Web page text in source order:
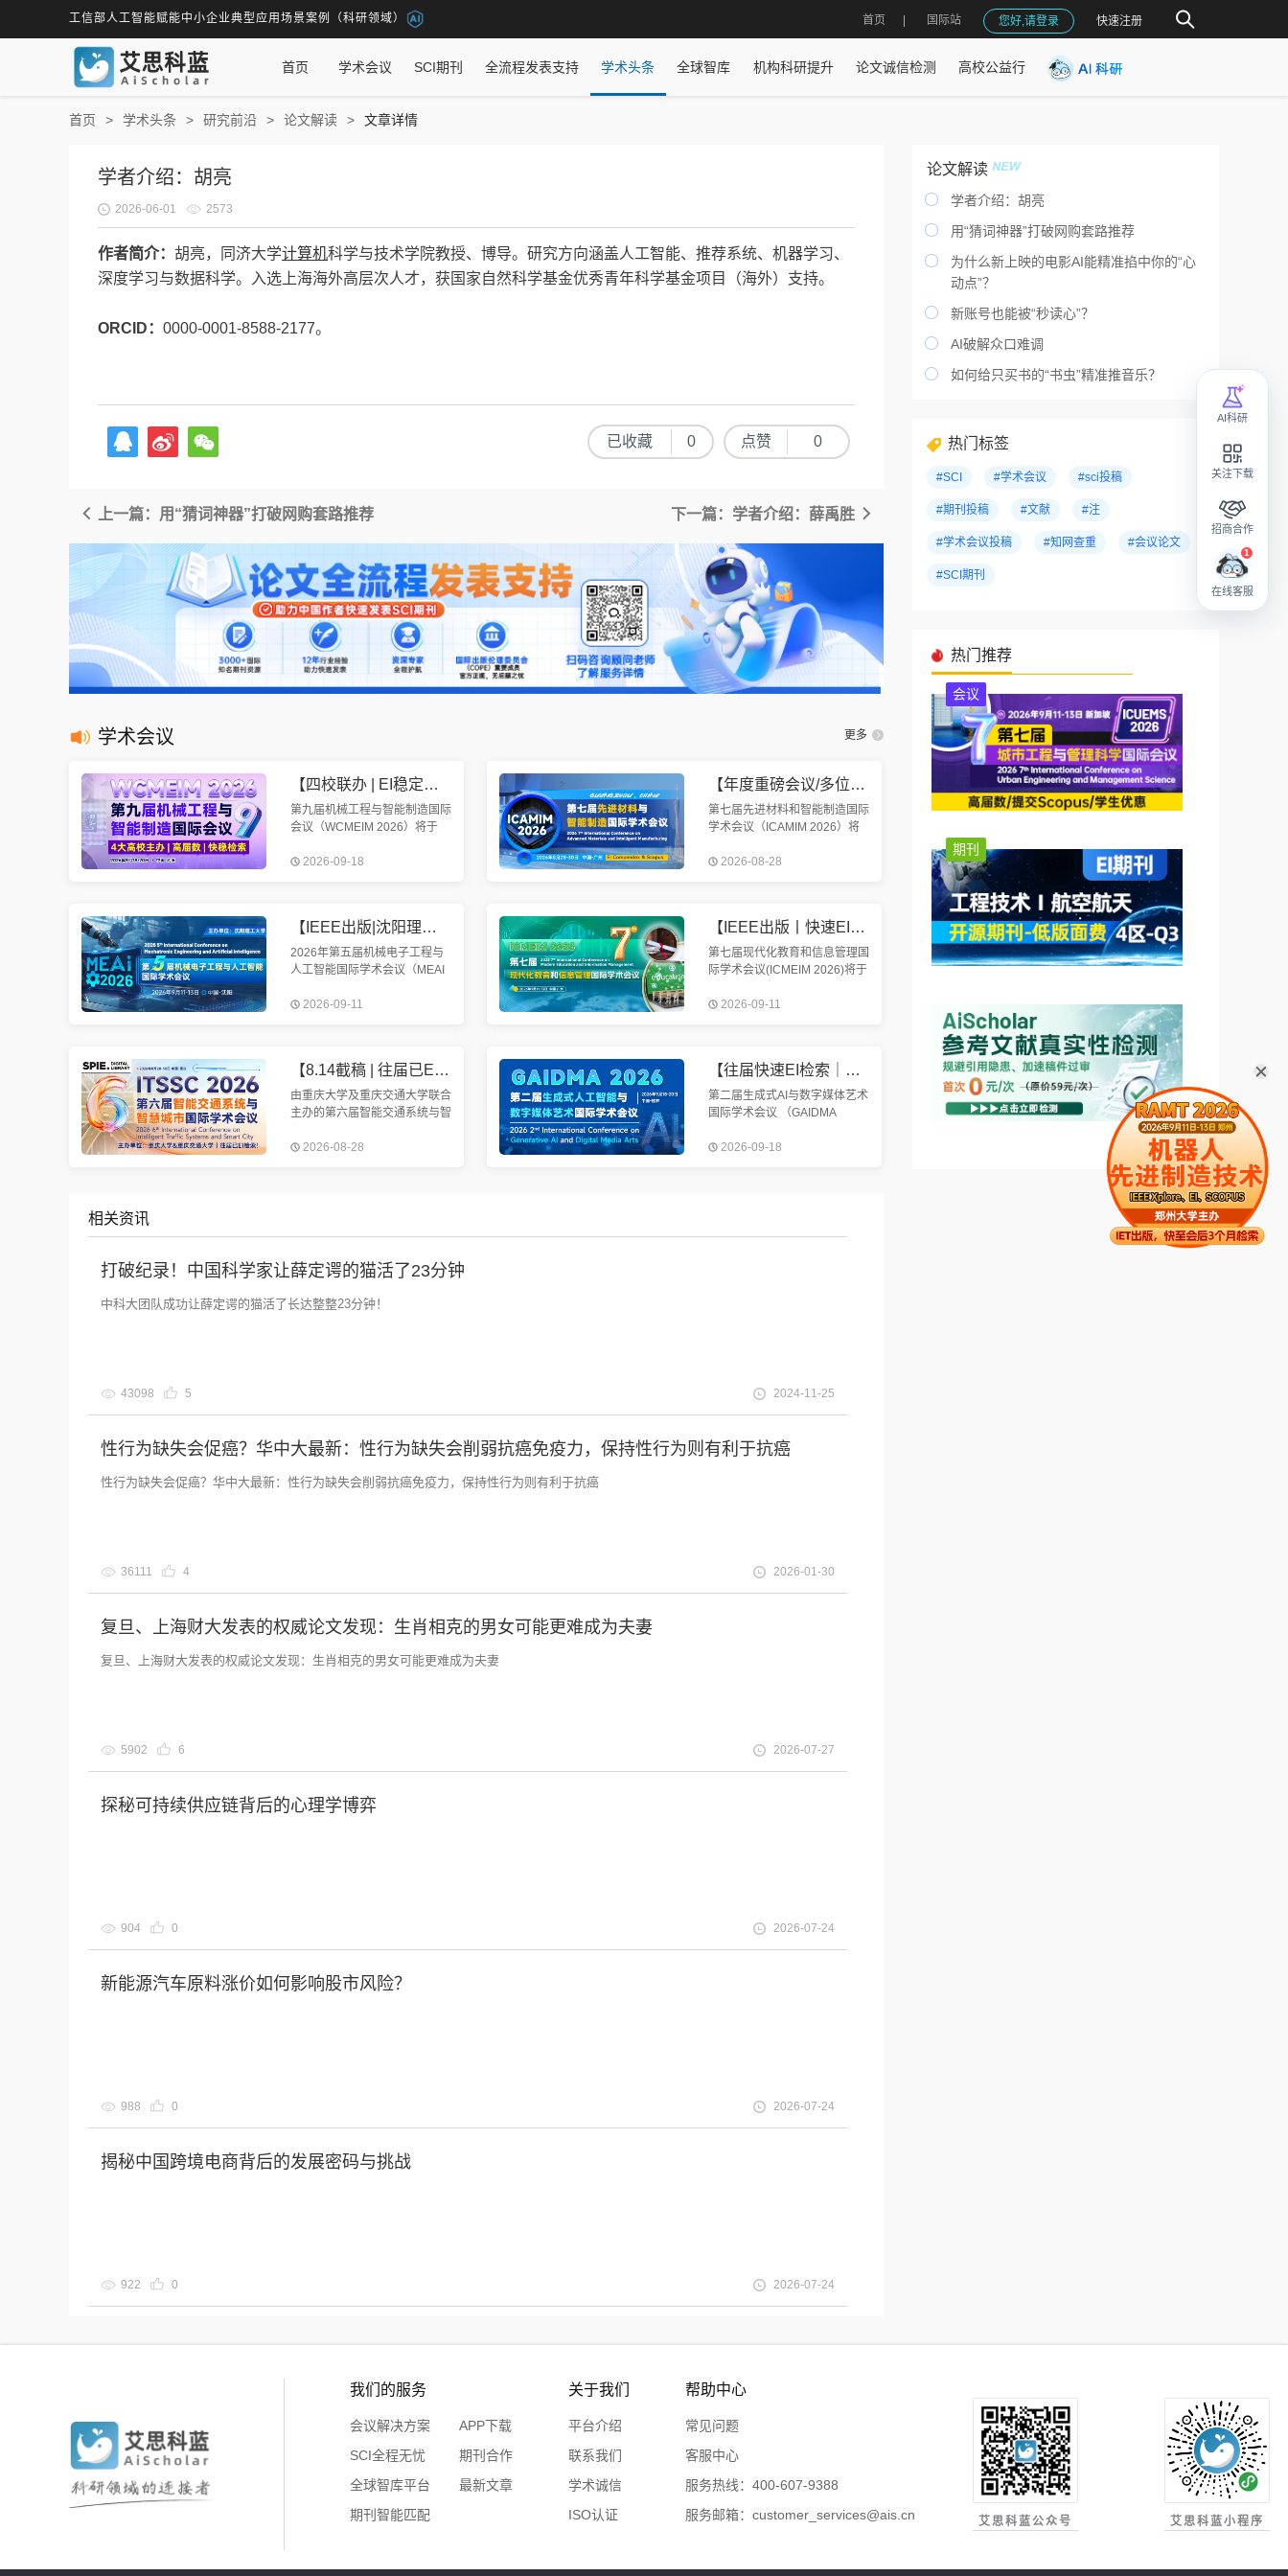
工信部人工智能赋能中小企业典型应用场景案例（科研领域） 首页 国际站 您好,请登录 快速注册
首页 学术会议 SCI期刊 全流程发表支持 学术头条 全球智库 机构科研提升 论文诚信检测 高校公益行
首页 学术头条 研究前沿 论文解读 文章详情
学者介绍：胡亮
2026-06-01 2573
作者简介： 胡亮，同济大学计算机科学与技术学院教授、博导。研究方向涵盖人工智能、推荐系统、机器学习、
深度学习与数据科学。入选上海海外高层次人才，获国家自然科学基金优秀青年科学基金项目（海外）支持。
ORCID： 0000-0001-8588-2177。
已收藏 0 点赞 0
上一篇：用“猜词神器”打破网购套路推荐 下一篇：学者介绍：薛禹胜
学术会议 更多
【四校联办 | EI稳定检索 | 往届均已检索】第九届机械工程与智能制造国际会议（WCMEIM 2026）
第九届机械工程与智能制造国际
会议（WCMEIM 2026）将于
开。会议将围绕机械工程与智能
2026-09-18
【年度重磅会议/多位院士报告/EI快检索】第七届先进材料与智能制造国际学术会议（ICAMIM 2026）
第七届先进材料和智能制造国际
学术会议（ICAMIM 2026）将
州召开。本次会议旨在加强世界
2026-08-28
【IEEE出版|沈阳理工大学主办】第五届机械电子工程与人工智能国际学术会议（MEAI 2026）
2026年第五届机械电子工程与
人工智能国际学术会议（MEAI
13日在美丽的辽宁省沈阳市隆
2026-09-11
【IEEE出版丨快速EI检索丨院士、会士加盟】第七届现代化教育和信息管理国际学术会议 (ICMEIM 2026)
第七届现代化教育和信息管理国
际学术会议(ICMEIM 2026)将于
隆重举行。我国科学谋划、精心
2026-09-11
【8.14截稿 | 往届已EI检索 | SCIE期刊征稿】第六届智能交通系统与智慧城市国际学术会议（ITSSC 2026）
由重庆大学及重庆交通大学联合
主办的第六届智能交通系统与智
2026）将于2026年8月28-30日
2026-08-28
【往届快速EI检索｜ACM出版｜高校主办】第二届生成式AI与数字媒体艺术国际学术会议 (GAIDMA 2026)
第二届生成式AI与数字媒体艺术
国际学术会议 （GAIDMA
在中国-桂林召开。近年来，生
2026-09-18
相关资讯
打破纪录！中国科学家让薛定谔的猫活了23分钟
中科大团队成功让薛定谔的猫活了长达整整23分钟！
43098 5 2024-11-25
性行为缺失会促癌？华中大最新：性行为缺失会削弱抗癌免疫力，保持性行为则有利于抗癌
性行为缺失会促癌？华中大最新：性行为缺失会削弱抗癌免疫力，保持性行为则有利于抗癌
36111 4 2026-01-30
复旦、上海财大发表的权威论文发现：生肖相克的男女可能更难成为夫妻
复旦、上海财大发表的权威论文发现：生肖相克的男女可能更难成为夫妻
5902 6 2026-07-27
探秘可持续供应链背后的心理学博弈
904 0 2026-07-24
新能源汽车原料涨价如何影响股市风险？
988 0 2026-07-24
揭秘中国跨境电商背后的发展密码与挑战
922 0 2026-07-24
论文解读

学者介绍：胡亮

用“猜词神器”打破网购套路推荐

为什么新上映的电影AI能精准掐中你的“心
动点”？

新账号也能被“秒读心”？

AI破解众口难调

如何给只买书的“书虫”精准推音乐？
热门标签
#SCI #学术会议 #sci投稿
#期刊投稿 #文献 #注
#学术会议投稿 #知网查重 #会议论文
#SCI期刊
热门推荐
会议
期刊
我们的服务
会议解决方案
SCI全程无忧
全球智库平台
期刊智能匹配
APP下载
期刊合作
最新文章
关于我们
平台介绍
联系我们
学术诚信
ISO认证
帮助中心
常见问题
客服中心
服务热线：400-607-9388
服务邮箱：customer_services@ais.cn
艾思科蓝公众号 艾思科蓝小程序
AI科研
关注下载
招商合作
在线客服